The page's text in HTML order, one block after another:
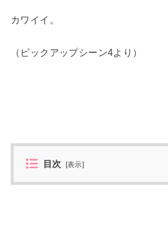
カワイイ。
（ピックアップシーン4より）
目次 [表示]